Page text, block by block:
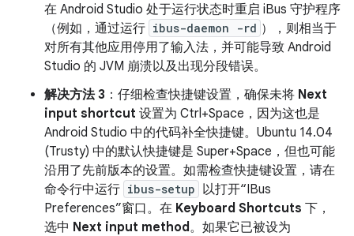
在 Android Studio 处于运行状态时重启 iBus 守护程序
（例如，通过运行 ibus-daemon -rd ），则相当于
对所有其他应用停用了输入法，并可能导致 Android
Studio 的 JVM 崩溃以及出现分段错误。
解决方法 3 ：仔细检查快捷键设置，确保未将 Next
input shortcut 设置为 Ctrl+Space，因为这也是
Android Studio 中的代码补全快捷键。Ubuntu 14.04
(Trusty) 中的默认快捷键是 Super+Space，但也可能
沿用了先前版本的设置。如需检查快捷键设置，请在
命令行中运行 ibus-setup 以打开“IBus
Preferences”窗口。在 Keyboard Shortcuts 下，
选中 Next input method 。如果它已被设为